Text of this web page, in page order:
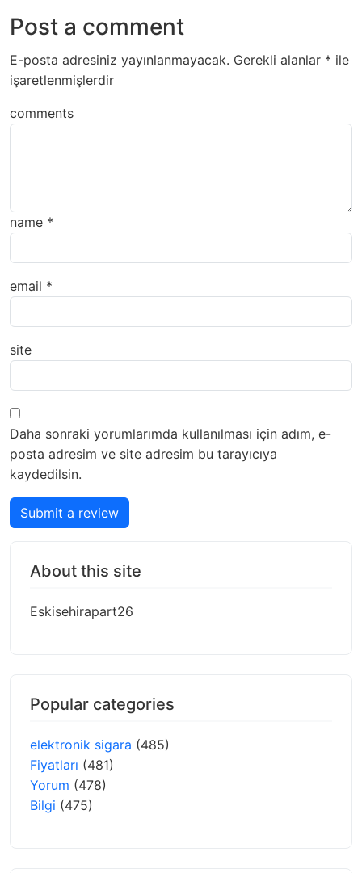
Post a comment
E-posta adresiniz yayınlanmayacak. Gerekli alanlar * ile
işaretlenmişlerdir
comments
name *
email *
site
Daha sonraki yorumlarımda kullanılması için adım, e-
posta adresim ve site adresim bu tarayıcıya
kaydedilsin.
Submit a review
About this site
Eskisehirapart26
Popular categories
elektronik sigara (485)
Fiyatları (481)
Yorum (478)
Bilgi (475)